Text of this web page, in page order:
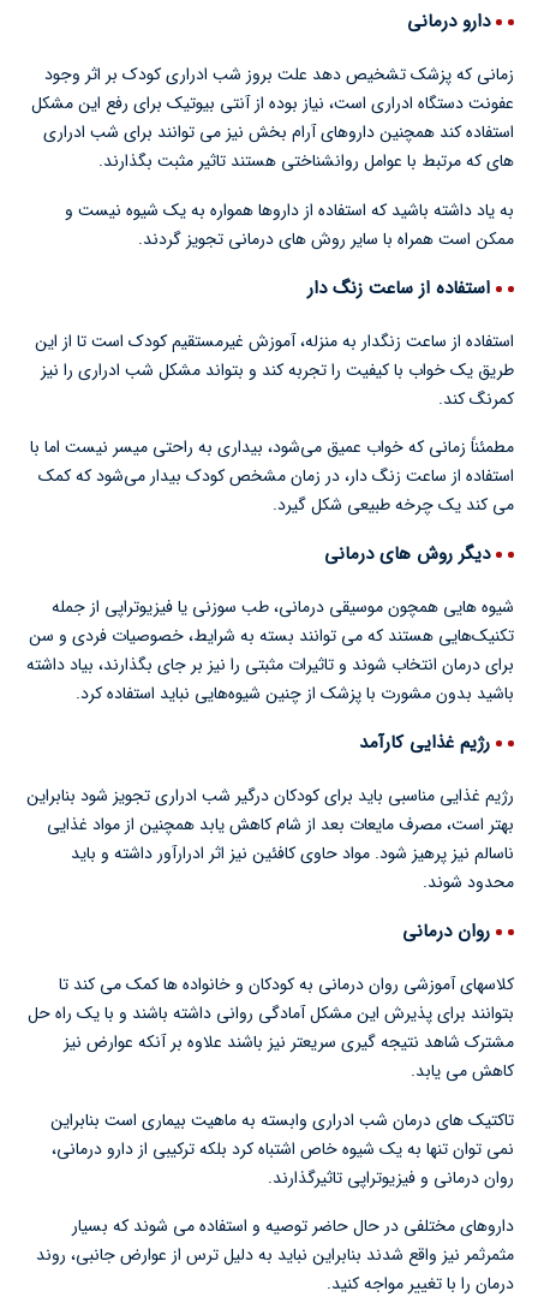
دارو درمانی
زمانی که پزشک تشخیص دهد علت بروز شب ادراری کودک بر اثر وجود
عفونت دستگاه ادراری است، نیاز بوده از آنتی بیوتیک برای رفع این مشکل
استفاده کند همچنین داروهای آرام بخش نیز می توانند برای شب ادراری
های که مرتبط با عوامل روانشناختی هستند تاثیر مثبت بگذارند.
به یاد داشته باشید که استفاده از داروها همواره به یک شیوه نیست و
ممکن است همراه با سایر روش های درمانی تجویز گردند.
استفاده از ساعت زنگ دار
استفاده از ساعت زنگدار به منزله، آموزش غیرمستقیم کودک است تا از این
طریق یک خواب با کیفیت را تجربه کند و بتواند مشکل شب ادراری را نیز
کمرنگ کند.
مطمئناً زمانی که خواب عمیق می‌شود، بیداری به راحتی میسر نیست اما با
استفاده از ساعت زنگ دار، در زمان مشخص کودک بیدار می‌شود که کمک
می کند یک چرخه طبیعی شکل گیرد.
دیگر روش های درمانی
شیوه هایی همچون موسیقی درمانی، طب سوزنی یا فیزیوتراپی از جمله
تکنیک‌هایی هستند که می توانند بسته به شرایط، خصوصیات فردی و سن
برای درمان انتخاب شوند و تاثیرات مثبتی را نیز بر جای بگذارند، بیاد داشته
باشید بدون مشورت با پزشک از چنین شیوه‌هایی نباید استفاده کرد.
رژیم غذایی کارآمد
رژیم غذایی مناسبی باید برای کودکان درگیر شب ادراری تجویز شود بنابراین
بهتر است، مصرف مایعات بعد از شام کاهش یابد همچنین از مواد غذایی
ناسالم نیز پرهیز شود. مواد حاوی کافئین نیز اثر ادرارآور داشته و باید
محدود شوند.
روان درمانی
کلاسهای آموزشی روان درمانی به کودکان و خانواده ها کمک می کند تا
بتوانند برای پذیرش این مشکل آمادگی روانی داشته باشند و با یک راه حل
مشترک شاهد نتیجه گیری سریعتر نیز باشند علاوه بر آنکه عوارض نیز
کاهش می یابد.
تاکتیک های درمان شب ادراری وابسته به ماهیت بیماری است بنابراین
نمی توان تنها به یک شیوه خاص اشتباه کرد بلکه ترکیبی از دارو درمانی،
روان درمانی و فیزیوتراپی تاثیرگذارند.
داروهای مختلفی در حال حاضر توصیه و استفاده می شوند که بسیار
مثمرثمر نیز واقع شدند بنابراین نباید به دلیل ترس از عوارض جانبی، روند
درمان را با تغییر مواجه کنید‌.